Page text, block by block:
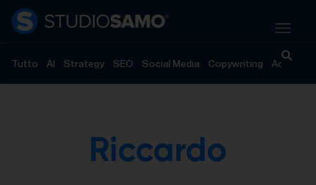
Tutto AI Strategy SEO Social Media Copywriting
Riccardo